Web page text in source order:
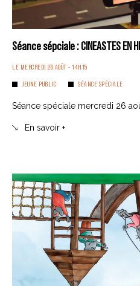
Séance sépciale : CINEASTES EN
LE MERCREDI 26 AOÛT - 14H15
JEUNE PUBLIC SÉANCE SPÉCIALE
Séance spéciale mercredi 26
En savoir +